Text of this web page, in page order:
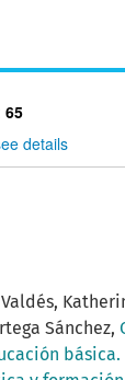
65
details
Sánchez,
básica.